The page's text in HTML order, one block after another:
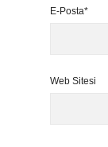
E-Posta*
Web Sitesi